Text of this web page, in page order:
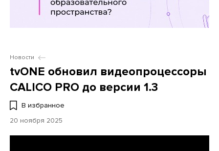
Новости
tvONE обновил видеопроцессоры
CALICO PRO до версии 1.3
В избранное
20 ноября 2025